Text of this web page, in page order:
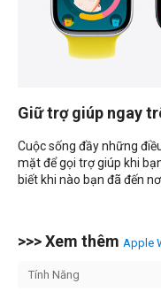
Giữ trợ giúp ngay
Cuộc sống đầy những
mặt để gọi trợ giúp khi
biết khi nào bạn đã đến
>>> Xem thêm Apple
Tính Năng